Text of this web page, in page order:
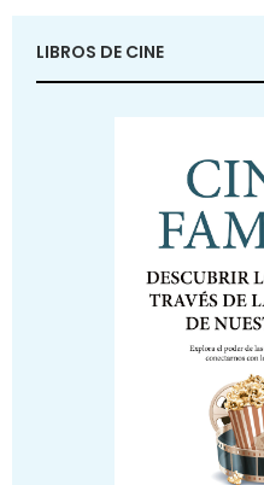
LIBROS DE CINE